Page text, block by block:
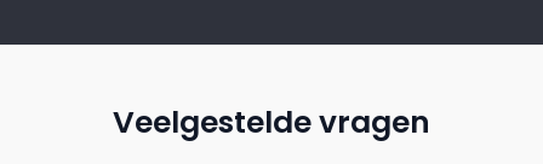
Veelgestelde vragen